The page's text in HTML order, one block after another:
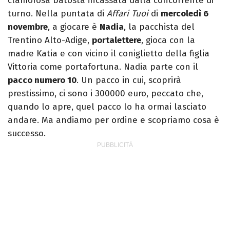
turno. Nella puntata di Affari Tuoidi mercoledì 6
novembre, a giocare è Nadia, la pacchista del
Trentino Alto-Adige, portalettere, gioca con la
madre Katia e con vicino il coniglietto della figlia
Vittoria come portafortuna. Nadia parte con il
pacco numero 10. Un pacco in cui, scoprirà
prestissimo, ci sono i 300000 euro, peccato che,
quando lo apre, quel pacco lo ha ormai lasciato
andare. Ma andiamo per ordine e scopriamo cosa è
successo.